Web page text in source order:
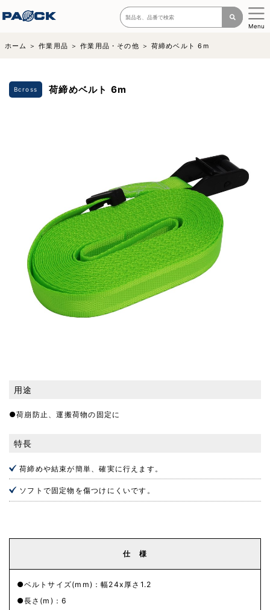
Menu
ホーム 作業用品 作業用品・その他 荷締めベルト 6m
Bcross 荷締めベルト 6m
用途
●荷崩防止、運搬荷物の固定に
特長
荷締めや結束が簡単、確実に行えます。
ソフトで固定物を傷つけにくいです。
仕 様
ベルトサイズ(mm)：幅24x厚さ1.2
長さ(m)：6